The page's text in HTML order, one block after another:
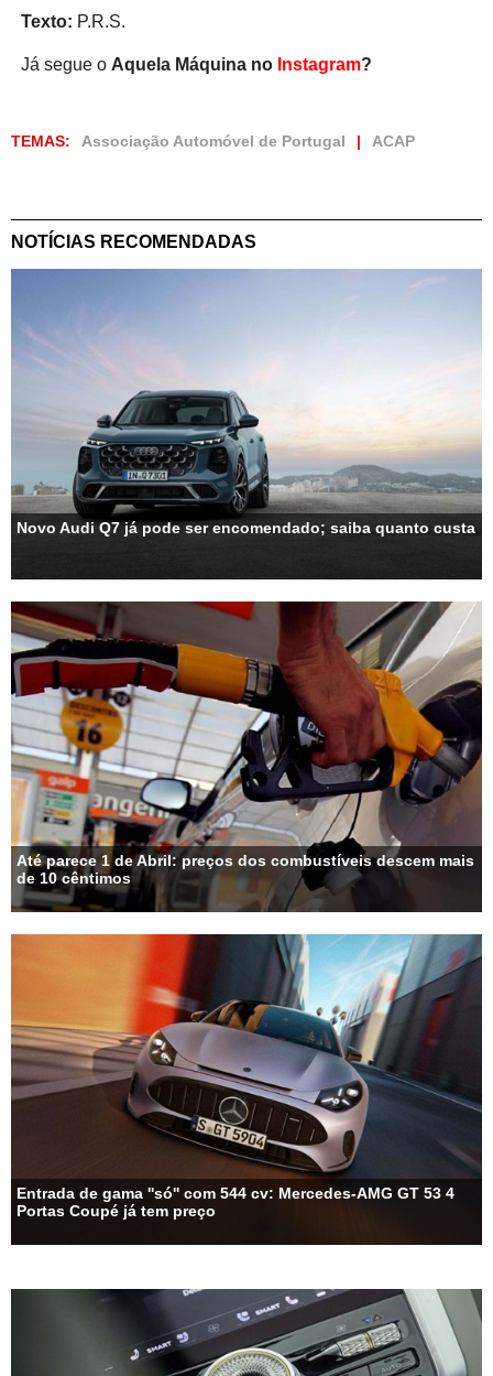
Texto: P.R.S.
Já segue o Aquela Máquina no Instagram?
TEMAS: Associação Automóvel de Portugal ACAP
NOTÍCIAS RECOMENDADAS
Novo Audi Q7 já pode ser encomendado; saiba quanto custa
Até parece 1 de Abril: preços dos combustíveis descem mais
de 10 cêntimos
Entrada de gama ''só'' com 544 cv: Mercedes-AMG GT 53 4
Portas Coupé já tem preço